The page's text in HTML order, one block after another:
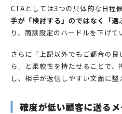
CTAとしては3つの具体的な日程
手が「検討する」のではなく「選
り、商談設定のハードルを下げて
さらに「上記以外でもご都合の
ら」と柔軟性を持たせることで
し、相手が返信しやすい文面に整
確度が低い顧客に送る